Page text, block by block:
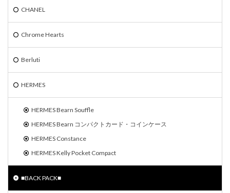
CHANEL
Chrome Hearts
Berluti
HERMES
HERMES Bearn Souffle
HERMES Bearn コンパクトカード・コインケース
HERMES Constance
HERMES Kelly Pocket Compact
■BACK PACK■